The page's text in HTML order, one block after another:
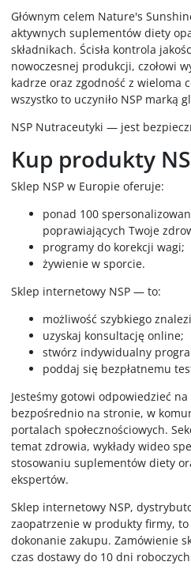
Głównym celem Nature's
aktywnych suplementów diety
składnikach. Ścisła kontrola
nowoczesnej produkcji, czołowi
kadrze oraz zgodność z wieloma
wszystko to uczyniło NSP marką
NSP Nutraceutyki — jest
Kup produkty
Sklep NSP w Europie oferuje:
ponad 100
poprawiających Twoje
programy do korekcji wagi;
żywienie w sporcie.
Sklep internetowy NSP — to:
możliwość szybkiego
uzyskaj konsultację online;
stwórz indywidualny
poddaj się bezpłatnemu
Jesteśmy gotowi odpowiedzieć
bezpośrednio na stronie, w
portalach społecznościowych.
temat zdrowia, wykłady wideo
stosowaniu suplementów diety
ekspertów.
Sklep internetowy NSP,
zaopatrzenie w produkty firmy,
dokonanie zakupu. Zamówienie
czas dostawy do 10 dni